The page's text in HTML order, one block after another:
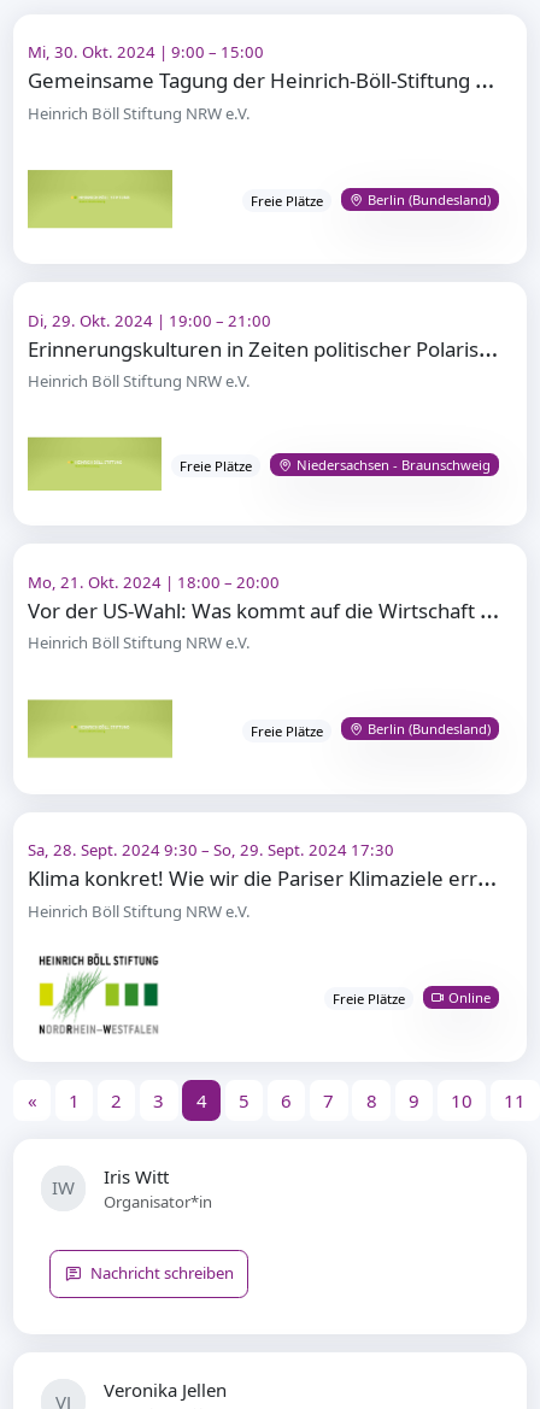
Mi, 30. Okt. 2024 | 9:00 – 15:00
G
emeinsame Tagung der Heinrich-Böll-Stiftung mit dem Bundesverband Nachhaltige Wirtschaft e.V.
Heinrich Böll Stiftung NRW e.V.
Freie Plätze Berlin (Bundesland)
Di, 29. Okt. 2024 | 19:00 – 21:00
E
rinnerungskulturen in Zeiten politischer Polarisierung
Heinrich Böll Stiftung NRW e.V.
Freie Plätze Niedersachsen - Braunschweig
Mo, 21. Okt. 2024 | 18:00 – 20:00
V
or der US-Wahl: Was kommt auf die Wirtschaft zu?
Heinrich Böll Stiftung NRW e.V.
Freie Plätze Berlin (Bundesland)
Sa, 28. Sept. 2024 9:30 – So, 29. Sept. 2024 17:30
K
lima konkret! Wie wir die Pariser Klimaziele erreichen und gesellschaftliche Probleme lösen können
Heinrich Böll Stiftung NRW e.V.
Freie Plätze Online
« 1 2 3 4 5 6 7 8 9 10 11
IW Iris Witt
Organisator*in
Nachricht schreiben
VJ Veronika Jellen